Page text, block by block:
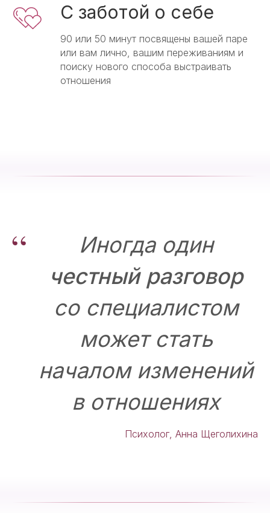
С заботой о себе
90 или 50 минут посвящены вашей паре
или вам лично, вашим переживаниям и
поиску нового способа выстраивать
отношения
“
Иногда один
честный разговор
со специалистом
может стать
началом изменений
в отношениях
Психолог, Анна Щеголихина